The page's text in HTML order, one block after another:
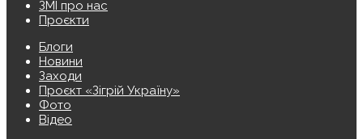
ЗМІ про нас
Проєкти
Блоги
Новини
Заходи
Проєкт «Зігрій Україну»
Фото
Відео